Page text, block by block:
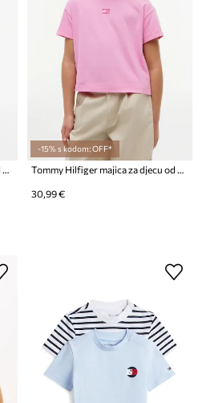
-15% s kodom: OFF*
30,99 €